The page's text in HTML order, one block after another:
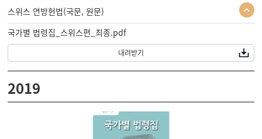
스위스 연방헌법(국문, 원문)
국가별 법령집_스위스편_최종.pdf
내려받기
2019